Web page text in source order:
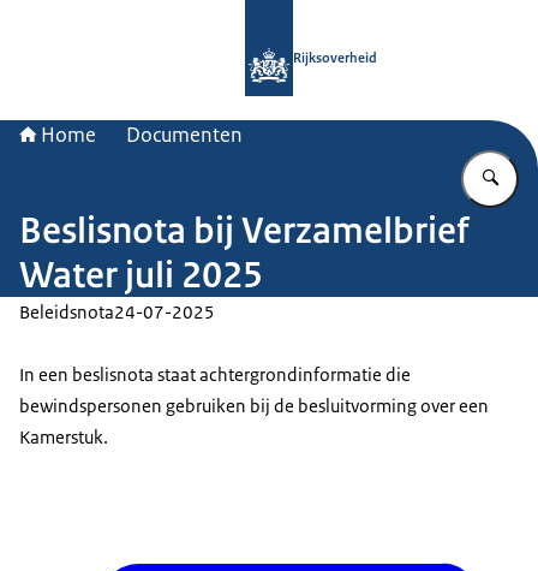
Rijksoverheid
Home Documenten
Beslisnota bij Verzamelbrief
Water juli 2025
Beleidsnota24-07-2025
In een beslisnota staat achtergrondinformatie die
bewindspersonen gebruiken bij de besluitvorming over een
Kamerstuk.